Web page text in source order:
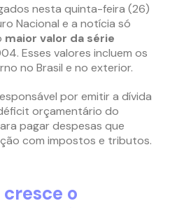
nesta quinta-feira (26)
Nacional e a notícia só
maior valor da série
Esses valores incluem os
no Brasil e no exterior.
por emitir a dívida
orçamentário do
pagar despesas que
com impostos e tributos.
o